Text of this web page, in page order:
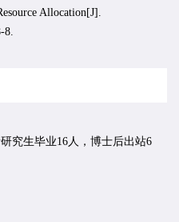
Allocation[J].
8.
究生毕业16人，博士后出站6